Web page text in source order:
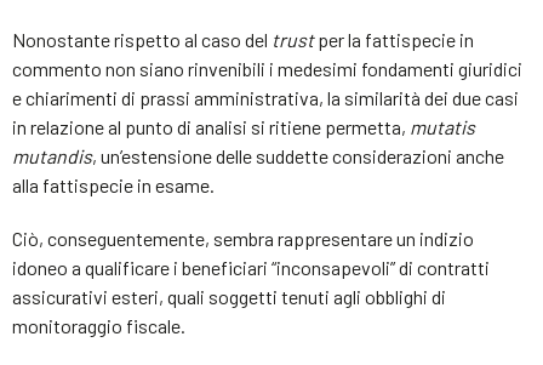
Nonostante rispetto al caso del trustper la fattispecie in
commento non siano rinvenibili i medesimi fondamenti giuridici
e chiarimenti di prassi amministrativa, la similarità dei due casi
in relazione al punto di analisi si ritiene permetta, mutatis
mutandis, un’estensione delle suddette considerazioni anche
alla fattispecie in esame.
Ciò, conseguentemente, sembra rappresentare un indizio
idoneo a qualificare i beneficiari “inconsapevoli” di contratti
assicurativi esteri, quali soggetti tenuti agli obblighi di
monitoraggio fiscale.